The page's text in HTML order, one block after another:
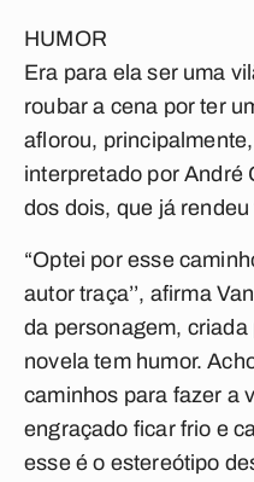
HUMOR
Era para ela ser uma
roubar a cena por ter
aflorou,
interpretado por André
dos dois, que já
“Optei por esse
autor traça’’, afirma
da personagem, criada
novela tem humor.
caminhos para fazer a
engraçado ficar frio e
esse é o estereótipo